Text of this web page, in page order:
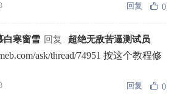
回复 0
白寒窗雪 回复 超绝无敌苦逼测试员
ask/thread/74951 按这个教程修
回复 0